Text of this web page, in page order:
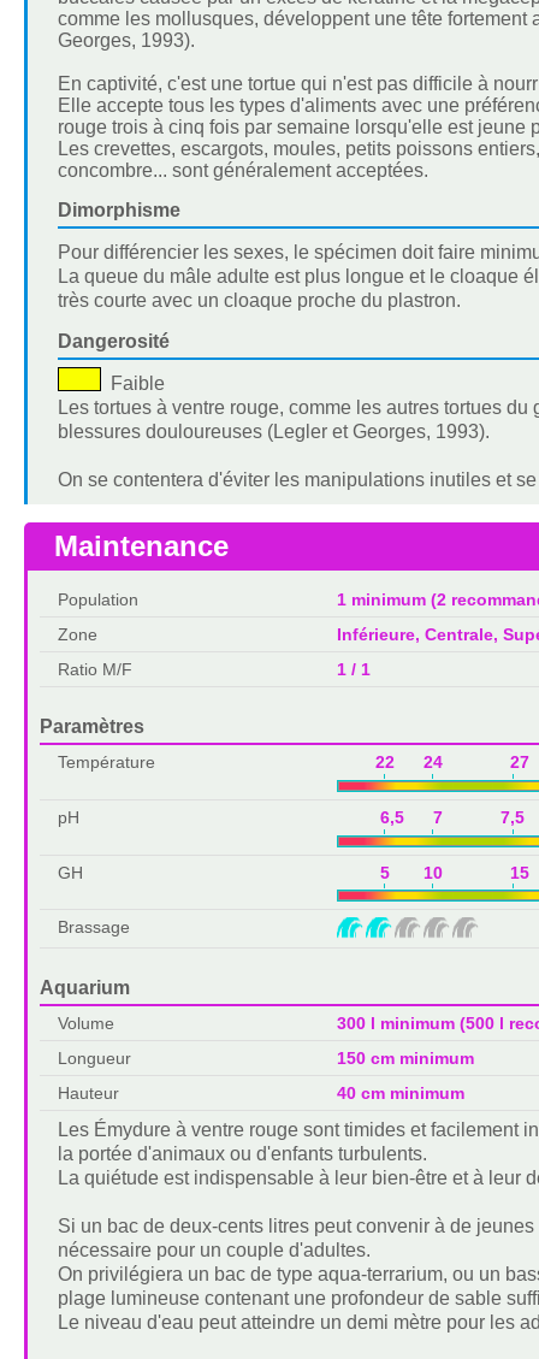
comme les mollusques, développent une tête
Georges, 1993).
En captivité, c'est une tortue qui n'est pas difficile à
Elle accepte tous les types d'aliments avec une
rouge trois à cinq fois par semaine lorsqu'elle est jeune
Les crevettes, escargots, moules, petits poissons
concombre... sont généralement acceptées.
Dimorphisme
Pour différencier les sexes, le spécimen doit faire
La queue du mâle adulte est plus longue et le cloaque
très courte avec un cloaque proche du plastron.
Dangerosité
Faible
Les tortues à ventre rouge, comme les autres tortues
blessures douloureuses (Legler et Georges, 1993).
On se contentera d'éviter les manipulations inutiles et
Maintenance
Population
1 minimum (2
Zone
Inférieure, Centrale,
Ratio M/F
1 / 1
Paramètres
Température 22 24 27
pH 6,5 7 7,5
GH 5 10 15
Brassage
Aquarium
Volume
300 l minimum (500 l
Longueur
150 cm minimum
Hauteur
40 cm minimum
Les Émydure à ventre rouge sont timides et facilement
la portée d'animaux ou d'enfants turbulents.
La quiétude est indispensable à leur bien-être et à leur
Si un bac de deux-cents litres peut convenir à de
nécessaire pour un couple d'adultes.
On privilégiera un bac de type aqua-terrarium, ou un
plage lumineuse contenant une profondeur de sable
Le niveau d'eau peut atteindre un demi mètre pour les